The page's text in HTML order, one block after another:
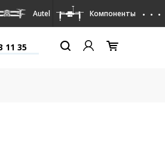
Autel Компоненты . . .
11 35